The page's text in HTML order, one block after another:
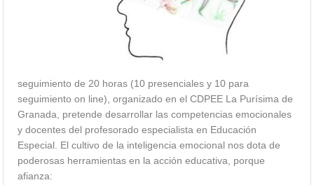
seguimiento de 20 horas (10 presenciales y 10 para
seguimiento on line), organizado en el CDPEE La Purísima de
Granada, pretende desarrollar las competencias emocionales
y docentes del profesorado especialista en Educación
Especial. El cultivo de la inteligencia emocional nos dota de
poderosas herramientas en la acción educativa, porque
afianza: